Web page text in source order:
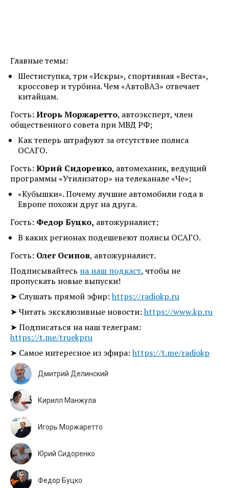
Главные темы:
Шестиступка, три «Искры», спортивная «Веста»,
кроссовер и турбина. Чем «АвтоВАЗ» отвечает
китайцам.
Гость: Игорь Моржаретто, автоэксперт, член
общественного совета при МВД РФ;
Как теперь штрафуют за отсутствие полиса
ОСАГО.
Гость: Юрий Сидоренко, автомеханик, ведущий
программы «Утилизатор» на телеканале «Че»;
«Кубышки». Почему лучшие автомобили года в
Европе похожи друг на друга.
Гость: Федор Буцко, автожурналист;
В каких регионах подешевеют полисы ОСАГО.
Гость: Олег Осипов, автожурналист.
Подписывайтесь на наш подкаст, чтобы не
пропускать новые выпуски!
➤ Слушать прямой эфир:https://radiokp.ru
➤ Читать эксклюзивные новости:https://www.kp.ru
➤ Подписаться на наш телеграм:
https://t.me/truekpru
➤ Самое интересное из эфира:https://t.me/radiokp
Дмитрий Делинский
Кирилл Манжула
Игорь Моржаретто
Юрий Сидоренко
Федор Буцко